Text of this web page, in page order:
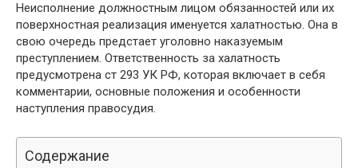
Неисполнение должностным лицом обязанностей или их
поверхностная реализация именуется халатностью. Она в
свою очередь предстает уголовно наказуемым
преступлением. Ответственность за халатность
предусмотрена ст 293 УК РФ, которая включает в себя
комментарии, основные положения и особенности
наступления правосудия.
Содержание